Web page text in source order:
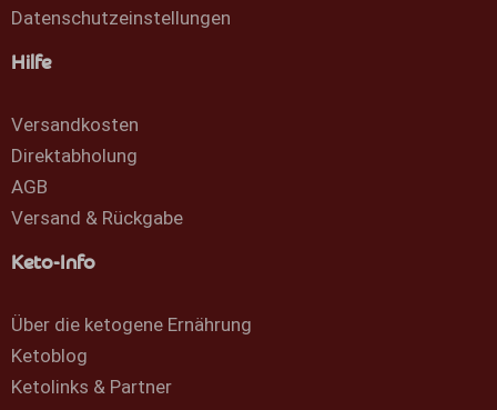
Datenschutzeinstellungen
Hilfe
Versandkosten
Direktabholung
AGB
Versand & Rückgabe
Keto-Info
Über die ketogene Ernährung
Ketoblog
Ketolinks & Partner